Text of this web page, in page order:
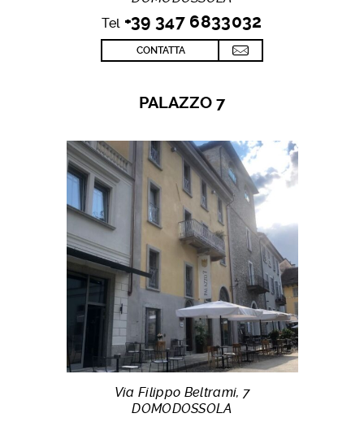
Tel +39 347 6833032
CONTATTA
PALAZZO 7
Via Filippo Beltrami, 7
DOMODOSSOLA